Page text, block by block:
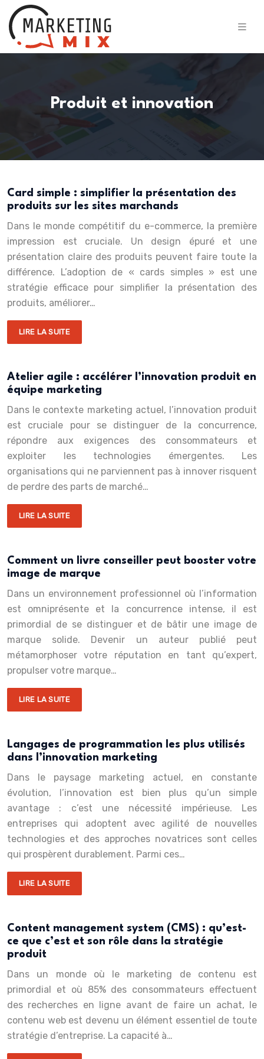
Produit et innovation
Card simple : simplifier la présentation des
produits sur les sites marchands
Dans le monde compétitif du e-commerce, la première
impression est cruciale. Un design épuré et une
présentation claire des produits peuvent faire toute la
différence. L’adoption de « cards simples » est une
stratégie efficace pour simplifier la présentation des
produits, améliorer…
LIRE LA SUITE
Atelier agile : accélérer l’innovation produit en
équipe marketing
Dans le contexte marketing actuel, l’innovation produit
est cruciale pour se distinguer de la concurrence,
répondre aux exigences des consommateurs et
exploiter les technologies émergentes. Les
organisations qui ne parviennent pas à innover risquent
de perdre des parts de marché…
LIRE LA SUITE
Comment un livre conseiller peut booster votre
image de marque
Dans un environnement professionnel où l’information
est omniprésente et la concurrence intense, il est
primordial de se distinguer et de bâtir une image de
marque solide. Devenir un auteur publié peut
métamorphoser votre réputation en tant qu’expert,
propulser votre marque…
LIRE LA SUITE
Langages de programmation les plus utilisés
dans l’innovation marketing
Dans le paysage marketing actuel, en constante
évolution, l’innovation est bien plus qu’un simple
avantage : c’est une nécessité impérieuse. Les
entreprises qui adoptent avec agilité de nouvelles
technologies et des approches novatrices sont celles
qui prospèrent durablement. Parmi ces…
LIRE LA SUITE
Content management system (CMS) : qu’est-
ce que c’est et son rôle dans la stratégie
produit
Dans un monde où le marketing de contenu est
primordial et où 85% des consommateurs effectuent
des recherches en ligne avant de faire un achat, le
contenu web est devenu un élément essentiel de toute
stratégie d’entreprise. La capacité à…